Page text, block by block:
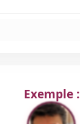
Exemple :